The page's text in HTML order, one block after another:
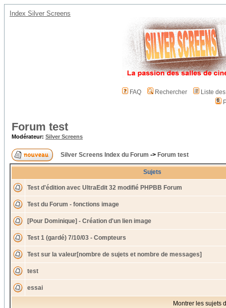
Index Silver Screens
FAQ Rechercher
Liste
Forum test
Modérateur: Silver Screens
Silver Screens Index du Forum -> Forum test
Sujets
Test d'édition avec UltraEdit 32 modifié PHPBB Forum
Test du Forum - fonctions image
[Pour Dominique] - Création d'un lien image
Test 1 (gardé) 7/10/03 - Compteurs
Test sur la valeur[nombre de sujets et nombre de messages]
test
essai
Montrer les sujets